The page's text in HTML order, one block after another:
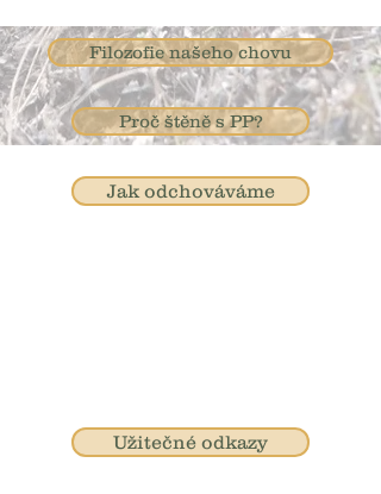
Filozofie našeho chovu
Proč štěně s PP?
Jak odchováváme
Užitečné odkazy